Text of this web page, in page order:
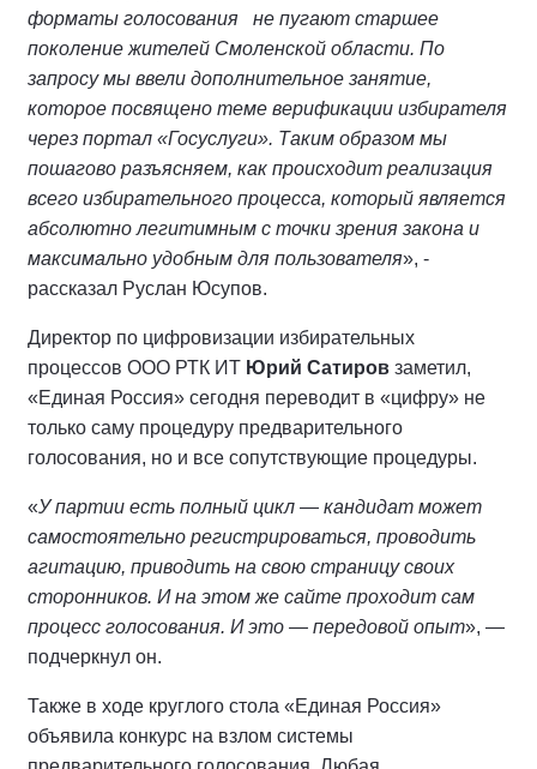
форматы голосования не пугают старшее
поколение жителей Смоленской области. По
запросу мы ввели дополнительное занятие,
которое посвящено теме верификации избирателя
через портал «Госуслуги». Таким образом мы
пошагово разъясняем, как происходит реализация
всего избирательного процесса, который является
абсолютно легитимным с точки зрения закона и
максимально удобным для пользователя», -
рассказал Руслан Юсупов.
Директор по цифровизации избирательных
процессов ООО РТК ИТ Юрий Сатиров заметил,
«Единая Россия» сегодня переводит в «цифру» не
только саму процедуру предварительного
голосования, но и все сопутствующие процедуры.
«У партии есть полный цикл — кандидат может
самостоятельно регистрироваться, проводить
агитацию, приводить на свою страницу своих
сторонников. И на этом же сайте проходит сам
процесс голосования. И это — передовой опыт», —
подчеркнул он.
Также в ходе круглого стола «Единая Россия»
объявила конкурс на взлом системы